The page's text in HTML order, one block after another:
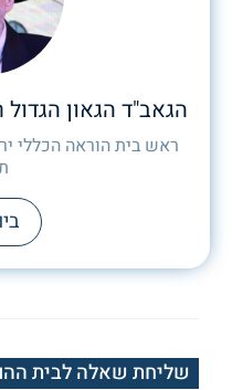
הגאב"ד הגאון הגדול
ראש בית הוראה הכללי
שליחת שאלה לבית